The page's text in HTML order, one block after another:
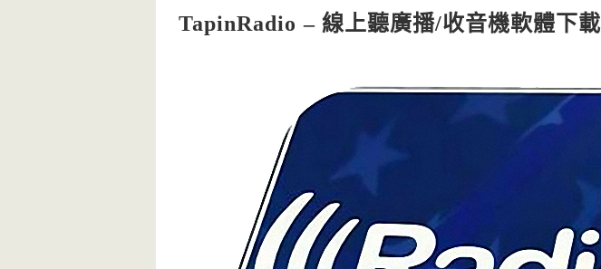
TapinRadio – 線上聽廣播/收音機軟體下載